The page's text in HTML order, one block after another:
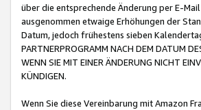
über die entsprechende Änderung per E-
ausgenommen etwaige Erhöhungen der
Datum, jedoch frühestens sieben
PARTNERPROGRAMM NACH DEM DATUM
WENN SIE MIT EINER ÄNDERUNG NICHT
KÜNDIGEN.
Wenn Sie diese Vereinbarung mit Amazon